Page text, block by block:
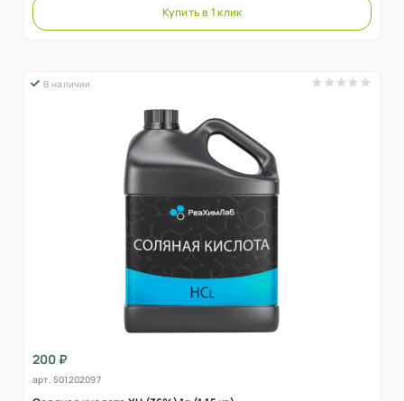
Купить в 1 клик
В наличии
200 ₽
арт. 501202097